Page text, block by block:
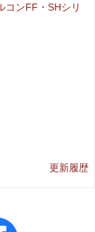
コンFF・SHシリ
更新履歴